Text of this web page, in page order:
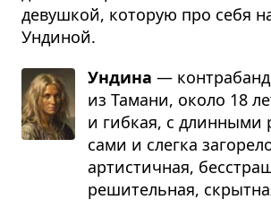
девушкой, которую про себя
Ундиной.
Ундина —
из Тамани, около 18
и гиб­кая, с
сами и слегка
арти­стич­ная,
реши­тель­ная,